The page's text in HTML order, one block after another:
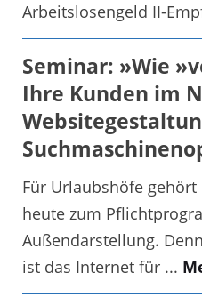
Arbeitslosengeld II-
Seminar: »Wie
Ihre Kunden im
Für Urlaubshöfe
heute zum
Außendarstellung.
ist das Internet für ...